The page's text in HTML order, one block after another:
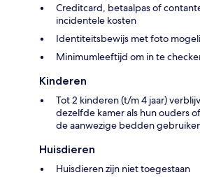
Creditcard, betaalpas of
incidentele kosten
Identiteitsbewijs met foto
Minimumleeftijd om in te
Kinderen
Tot 2 kinderen (t/m 4 jaar)
dezelfde kamer als hun ouders
de aanwezige bedden
Huisdieren
Huisdieren zijn niet toegestaan